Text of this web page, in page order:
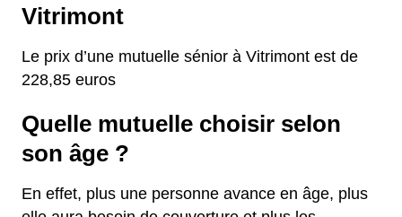
Vitrimont
Le prix d’une mutuelle sénior à Vitrimont est de
228,85 euros
Quelle mutuelle choisir selon
son âge ?
En effet, plus une personne avance en âge, plus